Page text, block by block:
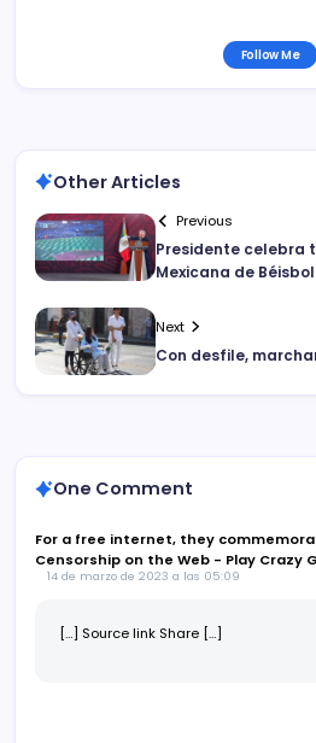
Follow Me
Other Articles
Previous
Presidente celebra
Mexicana de
Next
Con desfile,
One Comment
For a free internet, they
Censorship on the Web - Play Crazy
14 de marzo de 2023 a las 05:09
[…] Source link Share […]